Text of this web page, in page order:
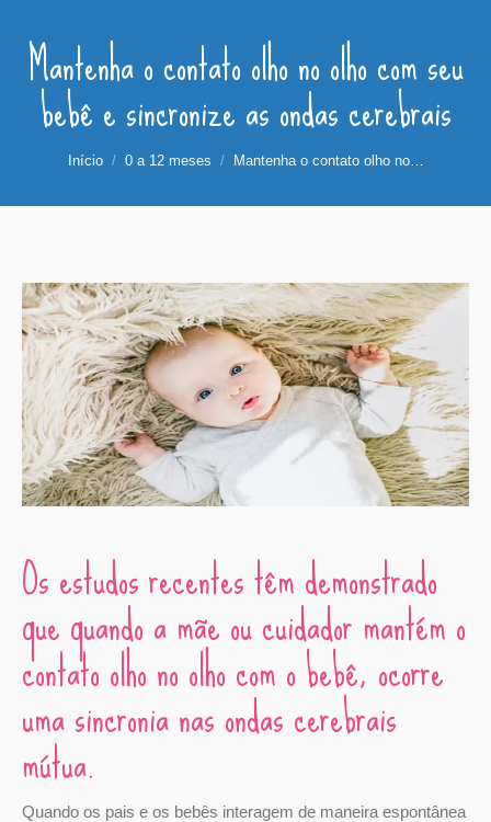
Mantenha o contato olho no olho com seu
bebê e sincronize as ondas cerebrais
Você está aqui:
Início 0 a 12 meses Mantenha o contato olho no…
Os estudos recentes têm demonstrado
que quando a mãe ou cuidador mantém o
contato olho no olho com o bebê, ocorre
uma sincronia nas ondas cerebrais
mútua.
Quando os pais e os bebês interagem de maneira espontânea